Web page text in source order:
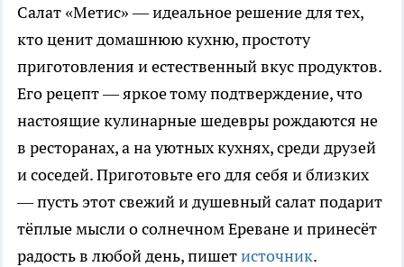
Салат «Метис» — идеальное решение для тех,
кто ценит домашнюю кухню, простоту
приготовления и естественный вкус продуктов.
Его рецепт — яркое тому подтверждение, что
настоящие кулинарные шедевры рождаются не
в ресторанах, а на уютных кухнях, среди друзей
и соседей. Приготовьте его для себя и близких
— пусть этот свежий и душевный салат подарит
тёплые мысли о солнечном Ереване и принесёт
радость в любой день, пишетисточник.